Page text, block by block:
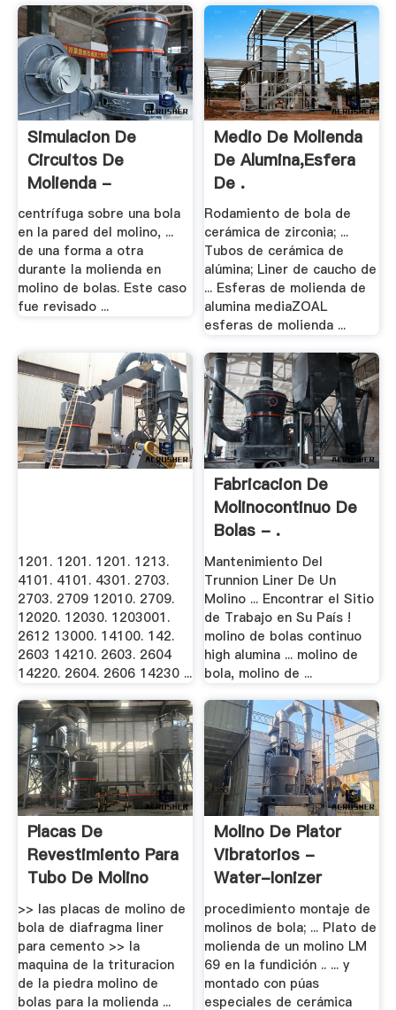
Simulacion De
Circuitos De
Molienda -
Pt.scribd
centrífuga sobre una bola
en la pared del molino, ...
de una forma a otra
durante la molienda en
molino de bolas. Este caso
fue revisado ...
Medio De Molienda
De Alumina,Esfera
De .
Rodamiento de bola de
cerámica de zirconia; ...
Tubos de cerámica de
alúmina; Liner de caucho de
... Esferas de molienda de
alumina mediaZOAL
esferas de molienda ...
1201. 1201. 1201. 1213.
4101. 4101. 4301. 2703.
2703. 2709 12010. 2709.
12020. 12030. 1203001.
2612 13000. 14100. 142.
2603 14210. 2603. 2604
14220. 2604. 2606 14230 ...
Fabricacion De
Molinocontinuo De
Bolas - .
Mantenimiento Del
Trunnion Liner De Un
Molino ... Encontrar el Sitio
de Trabajo en Su País !
molino de bolas continuo
high alumina ... molino de
bola, molino de ...
Placas De
Revestimiento Para
Tubo De Molino
Para .
>> las placas de molino de
bola de diafragma liner
para cemento >> la
maquina de la trituracion
de la piedra molino de
bolas para la molienda ...
Molino De Plator
Vibratorios -
Water-Ionizer
procedimiento montaje de
molinos de bola; ... Plato de
molienda de un molino LM
69 en la fundición .. ... y
montado con púas
especiales de cerámica